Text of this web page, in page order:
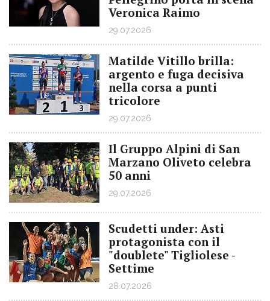
Veronica Raimo
29.07.2026
Matilde Vitillo brilla:
argento e fuga decisiva
nella corsa a punti
tricolore
29.07.2026
Il Gruppo Alpini di San
Marzano Oliveto celebra
50 anni
29.07.2026
Scudetti under: Asti
protagonista con il
"doublete" Tigliolese -
Settime
28.07.2026